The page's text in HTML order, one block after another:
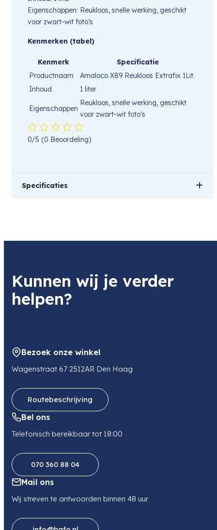
Eigenschappen: Reukloos, snelle werking, geschikt
voor zwart-wit foto’s
Kenmerken (tabel)
Kenmerk
Specificatie
Productnaam
Amaloco X89 Reukloos Extrafix 1Lit.
Inhoud
1 liter
Eigenschappen
Reukloos, snelle werking, geschikt
voor zwart-wit foto’s
0/5 (0 Beoordeling)
Specificaties
Kunnen wij je verder
helpen?
Bezoek onze winkel
Wagenstraat 67 2512AR Den Haag
Routebeschrijving
Bel ons
Telefonisch bereikbaar tot 18:00
070 360 88 04
Mail ons
Wij streven te antwoorden binnen 48 uur